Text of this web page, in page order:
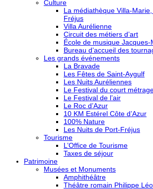
Culture
La médiathèque Villa-
Fréjus
Villa Aurélienne
Circuit des métiers d’art
École de musique Jacques-
Bureau d’accueil des
Les grands événements
La Bravade
Les Fêtes de Saint-Aygulf
Les Nuits Auréliennes
Le Festival du court
Le Festival de l’air
Le Roc d’Azur
10 KM Estérel Côte d’Azur
100% Nature
Les Nuits de Port-Fréjus
Tourisme
L’Office de Tourisme
Taxes de séjour
Patrimoine
Musées et Monuments
Amphithéâtre
Théâtre romain Philippe